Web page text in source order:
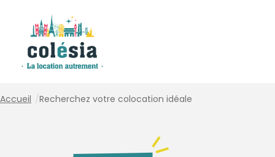
Accueil /Recherchez votre colocation idéale